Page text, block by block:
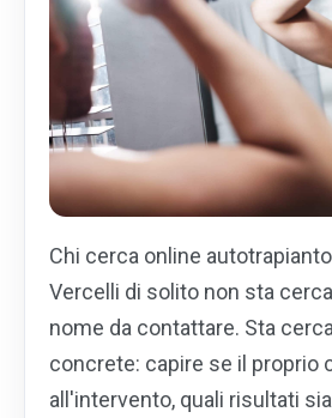
Chi cerca online
Vercelli di solito non sta
nome da contattare. Sta
concrete: capire se il proprio
all'intervento, quali risultati